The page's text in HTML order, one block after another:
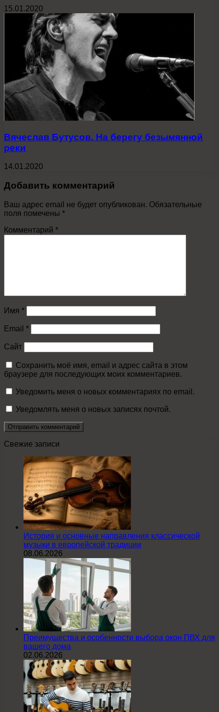
15.01.2020
Вячеслав Бутусов. На берегу безымянной
реки
14.01.2020
Добавить комментарий
Ваш адрес email не будет опубликован. Обязательные
поля помечены *
Комментарий *
Имя *
Email *
Сайт
Сохранить моё имя, email и адрес сайта в этом
браузере для последующих моих комментариев.
Уведомить меня о новых комментариях по email.
Уведомлять меня о новых записях почтой.
Свежие записи
История и основные направления классической
музыки в европейской традиции
08.06.2026
Преимущества и особенности выбора окон ПВХ для
вашего дома
02.06.2026